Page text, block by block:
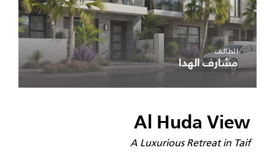
الطائف
مشارف الهدا
Al Huda View
A Luxurious Retreat in Taif